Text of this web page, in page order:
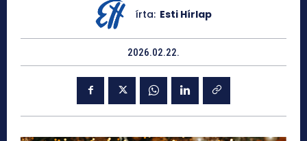
írta: Esti Hírlap
2026.02.22.